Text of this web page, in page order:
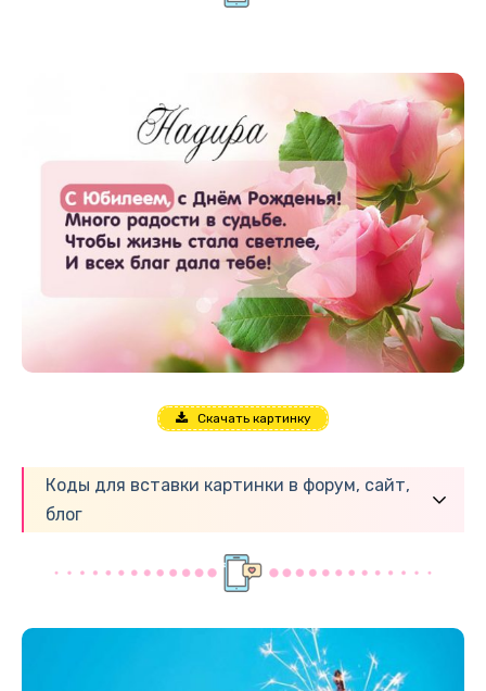
Скачать картинку
Коды для вставки картинки в форум, сайт,
блог